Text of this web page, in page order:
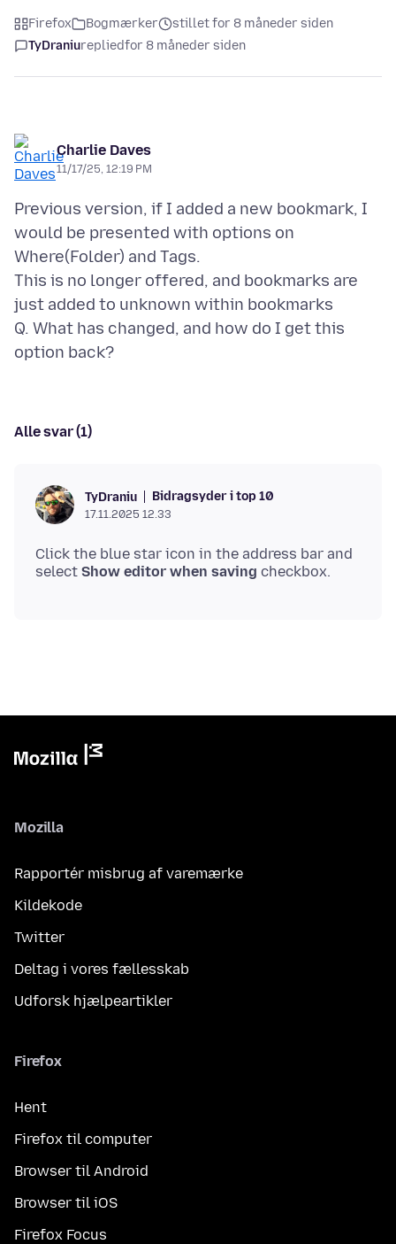
Firefox Bogmærker
stillet for 8 måneder siden
TyDraniurepliedfor 8 måneder siden
Charlie Daves
11/17/25, 12:19 PM
Previous version, if I added a new bookmark, I
would be presented with options on
Where(Folder) and Tags.
This is no longer offered, and bookmarks are
just added to unknown within bookmarks
Q. What has changed, and how do I get this
Alle svar (1)
TyDraniu Bidragsyder i top 10
17.11.2025 12.33
Click the blue star icon in the address bar and
select Show editor when saving
Mozilla
Rapportér misbrug af varemærke
Kildekode
Twitter
Deltag i vores fællesskab
Udforsk hjælpeartikler
Firefox
Hent
Firefox til computer
Browser til Android
Browser til iOS
Firefox Focus